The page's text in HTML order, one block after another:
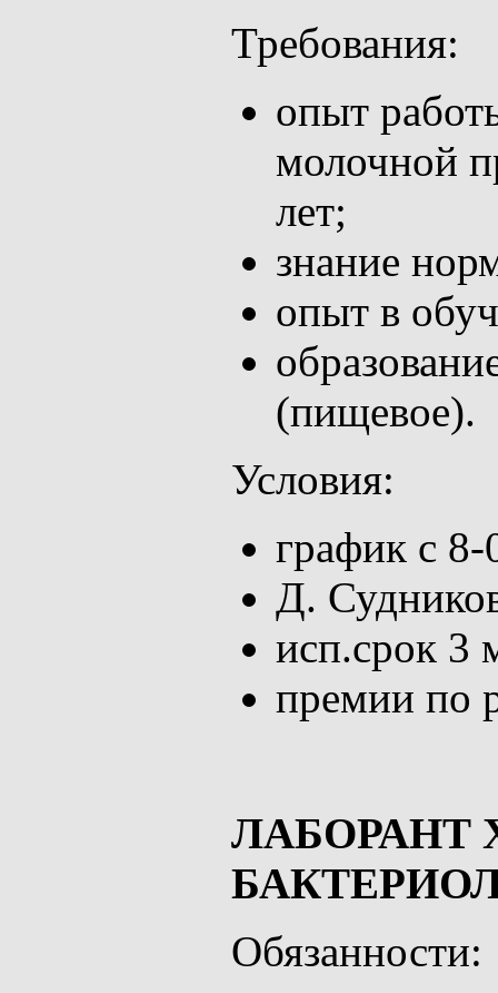
Требования:
опыт
молочной
лет;
знание
опыт в
(пищевое).
Условия:
график с
Д.
исп.срок 3
премии по
ЛАБОРАНТ
Обязанности: